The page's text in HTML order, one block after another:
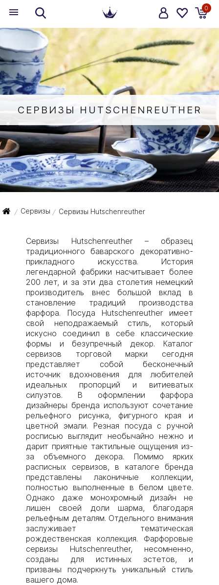
0
СЕРВИЗЫ HUTSCHENREUTHER
/ Сервизы / Сервизы Hutschenreuther
Сервизы Hutschenreuther – образец
традиционного баварского декоративно-
прикладного искусства. История
легендарной фабрики насчитывает более
200 лет, и за эти два столетия немецкий
производитель внес большой вклад в
становление традиций производства
фарфора. Посуда Hutschenreuther имеет
свой неподражаемый стиль, который
искусно соединил в себе классические
формы и безупречный декор. Каталог
сервизов торговой марки сегодня
представляет собой бесконечный
источник вдохновения для любителей
идеальных пропорций и витиеватых
силуэтов. В оформлении фарфора
дизайнеры бренда используют сочетание
рельефного рисунка, фигурного края и
цветной эмали. Резная посуда с ручной
росписью выглядит необычайно нежно и
дарит приятные тактильные ощущения из-
за объемного декора. Помимо ярких
расписных сервизов, в каталоге бренда
представлены лаконичные коллекции,
полностью выполненные в белом цвете.
Однако даже монохромный дизайн не
лишен своей доли шарма, благодаря
рельефным деталям. Отдельного внимания
заслуживает тематическая
рождественская коллекция. Фарфоровые
сервизы Hutschenreuther, несомненно,
созданы для истинных эстетов, и
призваны подчеркнуть уникальный стиль
вашего дома.